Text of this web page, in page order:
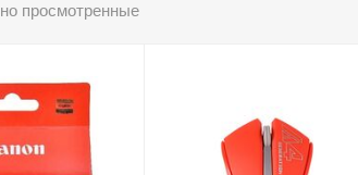
просмотренные